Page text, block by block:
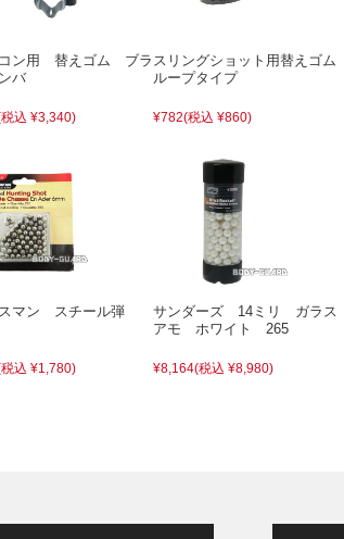
ン用 替えゴム ブラ
バ
込 ¥3,340)
スリングショット用替えゴム
ループタイプ
¥782(税込 ¥860)
マン スチール弾
込 ¥1,780)
サンダーズ 14ミリ ガラス
アモ ホワイト 265
¥8,164(税込 ¥8,980)